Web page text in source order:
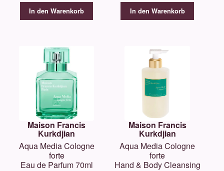
In den Warenkorb In den Warenkorb
Maison Francis
Kurkdjian
Aqua Media Cologne
forte
Eau de Parfum 70ml
Maison Francis
Kurkdjian
Aqua Media Cologne
forte
Hand & Body Cleansing